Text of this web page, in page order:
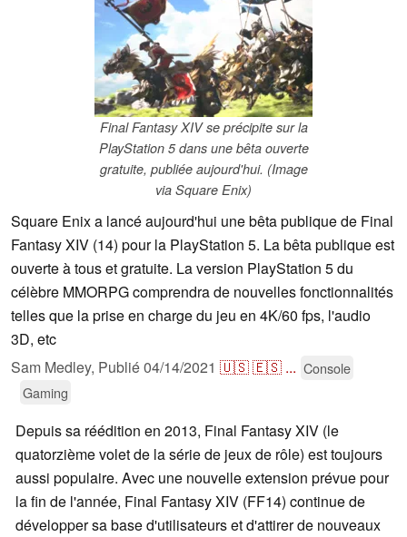
Final Fantasy XIV se précipite sur la
PlayStation 5 dans une bêta ouverte
gratuite, publiée aujourd'hui. (Image
via Square Enix)
Square Enix a lancé aujourd'hui une bêta publique de Final
Fantasy XIV (14) pour la PlayStation 5. La bêta publique est
ouverte à tous et gratuite. La version PlayStation 5 du
célèbre MMORPG comprendra de nouvelles fonctionnalités
telles que la prise en charge du jeu en 4K/60 fps, l'audio
3D, etc
Sam Medley, Publié04/14/2021 🇺🇸🇪🇸 ... Console
Gaming
Depuis sa réédition en 2013, Final Fantasy XIV (le
quatorzième volet de la série de jeux de rôle) est toujours
aussi populaire. Avec une nouvelle extension prévue pour
la fin de l'année, Final Fantasy XIV (FF14) continue de
développer sa base d'utilisateurs et d'attirer de nouveaux